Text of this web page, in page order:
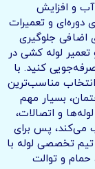
و افزایش
و تعمیرات
اضافی جلوگیری
تعمیر لوله کشی در
کنید. با
انتخاب مناسب‌ترین
بسیار مهم
و اتصالات،
می‌کند، پس برای
تخصصی لوله با
و توالت